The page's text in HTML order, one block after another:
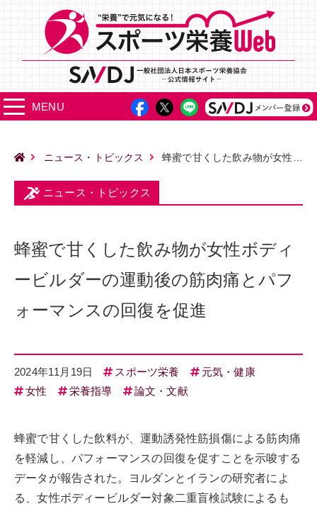
MENU
ニュース・トピックス 蜂蜜で甘くした飲み物が女性ボディービルダーの運動後の筋肉痛とパフォーマンスの回復を促進
ニュース・トピックス
蜂蜜で甘くした飲み物が女性ボディ
ービルダーの運動後の筋肉痛とパフ
ォーマンスの回復を促進
2024年11月19日 スポーツ栄養
元気・健康
女性
栄養指導 論文・文献
蜂蜜で甘くした飲料が、運動誘発性筋損傷による筋肉痛
を軽減し、パフォーマンスの回復を促すことを示唆する
データが報告された。ヨルダンとイランの研究者によ
る、女性ボディービルダー対象二重盲検試験によるも